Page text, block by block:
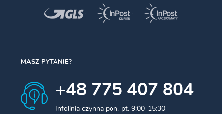
MASZ PYTANIE?
+48 775 407 804
Infolinia czynna pon.-pt. 9:00-15:30